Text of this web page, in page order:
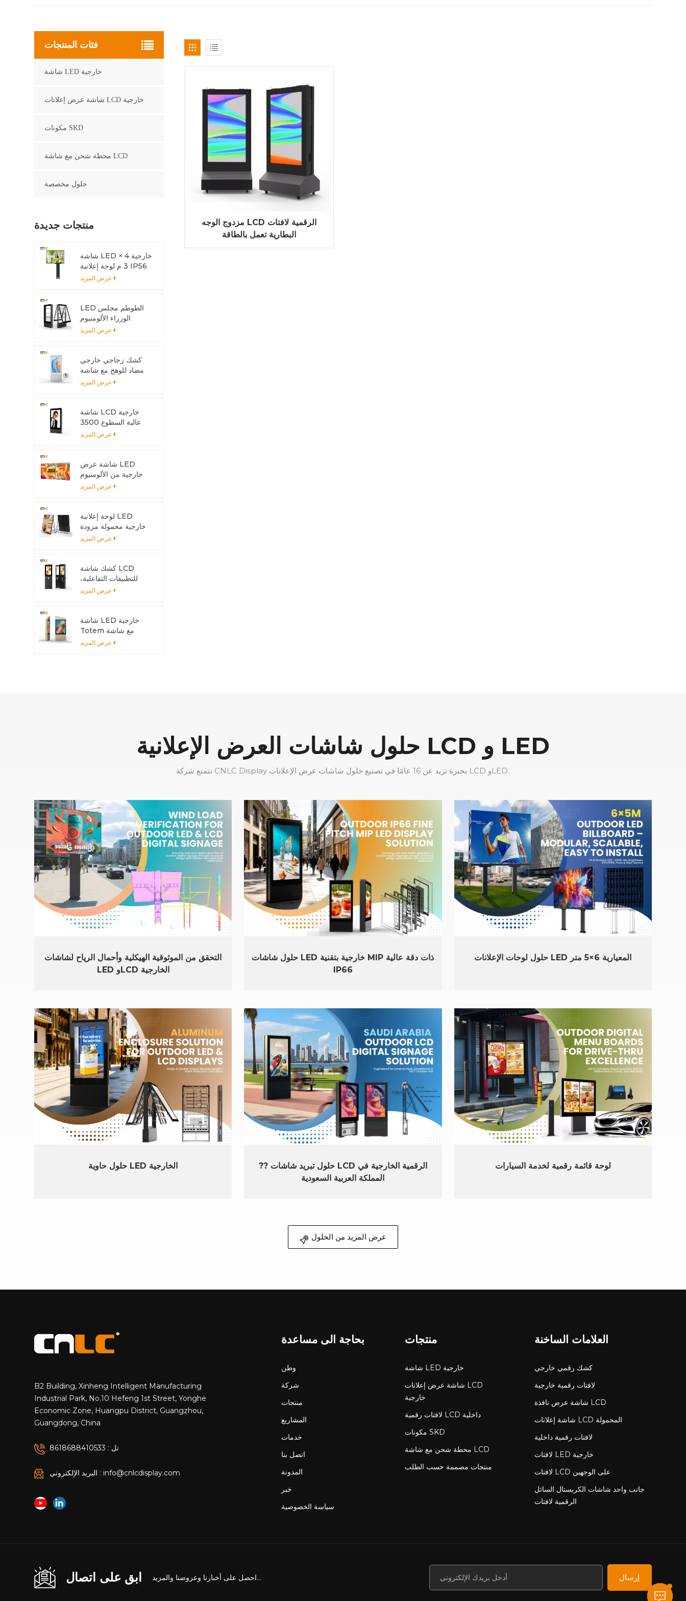
مزدوج الوجه LCD الرقمية لافتات
البطارية تعمل بالطاقة
فئات المنتجات
شاشة LED خارجية
شاشة عرض إعلانات LCD خارجية
مكونات SKD
محطة شحن مع شاشة LCD
حلول مخصصة
منتجات جديدة
شاشة LED خارجية 4 ×
3 م لوحة إعلانية IP56
LED
عرض المزيد
LED الطوطم مجلس
الوزراء الألومنيوم
الشخصي المضادة للتآكل
عرض المزيد
كشك زجاجي خارجي
مضاد للوهج مع شاشة
متعددة اللمس
عرض المزيد
شاشة LCD خارجية
عالية السطوع 3500
شمعة مع هيكل من
عرض المزيد
شاشة عرض LED
خارجية من الألومنيوم
قابلة للتركيب بسهولة
عرض المزيد
لوحة إعلانية LED
خارجية محمولة مزودة
ببطارية | شاشة عرض
عرض المزيد
كشك شاشة LCD
للتطبيقات التفاعلية،
هيكل خارجي من
عرض المزيد
شاشة LED خارجية
Totem مع شاشة
6500 شمعة - مزدوجة
عرض المزيد
حلول شاشات العرض الإعلانية LCD و LED
تتمتع شركة CNLC Display بخبرة تزيد عن 16 عامًا في تصنيع حلول شاشات عرض الإعلانات LCD وLED.
التحقق من الموثوقية الهيكلية وأحمال الرياح لشاشات
LED وLCD الخارجية
حلول شاشات LED خارجية بتقنية MIP ذات دقة عالية
IP66
حلول لوحات الإعلانات LED المعيارية 6×5 متر
حلول حاوية LED الخارجية
?? حلول تبريد شاشات LCD الرقمية الخارجية في
المملكة العربية السعودية
لوحة قائمة رقمية لخدمة السيارات
عرض المزيد من الحلول
B2 Building, Xinheng Intelligent Manufacturing
Industrial Park, No.10 Hefeng 1st Street, Yonghe
Economic Zone, Huangpu District, Guangzhou,
Guangdong, China
تل : 8618688410533
البريد الإلكتروني : info@cnlcdisplay.com
بحاجة الى مساعدة
وطن
شركة
منتجات
المشاريع
خدمات
اتصل بنا
المدونة
خبر
سياسة الخصوصية
منتجات
شاشة LED خارجية
شاشة عرض إعلانات LCD
خارجية
لافتات رقمية LCD داخلية
مكونات SKD
محطة شحن مع شاشة LCD
منتجات مصممة حسب الطلب
العلامات الساخنة
كشك رقمي خارجي
لافتات رقمية خارجية
شاشة عرض نافذة LCD
شاشة إعلانات LCD المحمولة
لافتات رقمية داخلية
لافتات LED خارجية
لافتات LCD على الوجهين
جانب واحد شاشات الكريستال السائل
الرقمية لافتات
ابق على اتصال احصل على أخبارنا وعروضنا والمزيد... إرسال